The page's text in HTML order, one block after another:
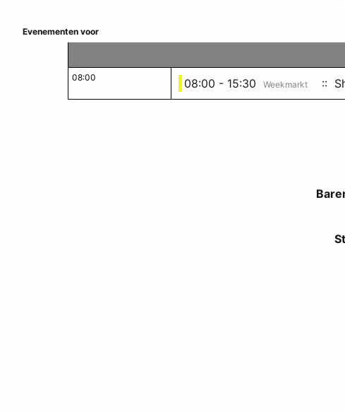
Evenementen voor
08:00 08:00 - 15:30 Weekmarkt ::